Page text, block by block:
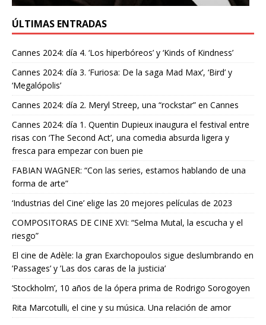
ÚLTIMAS ENTRADAS
Cannes 2024: día 4. ‘Los hiperbóreos’ y ‘Kinds of Kindness’
Cannes 2024: día 3. ‘Furiosa: De la saga Mad Max’, ‘Bird’ y
‘Megalópolis’
Cannes 2024: día 2. Meryl Streep, una “rockstar” en Cannes
Cannes 2024: día 1. Quentin Dupieux inaugura el festival entre
risas con ‘The Second Act’, una comedia absurda ligera y
fresca para empezar con buen pie
FABIAN WAGNER: “Con las series, estamos hablando de una
forma de arte”
‘Industrias del Cine’ elige las 20 mejores películas de 2023
COMPOSITORAS DE CINE XVI: “Selma Mutal, la escucha y el
riesgo”
El cine de Adèle: la gran Exarchopoulos sigue deslumbrando en
’Passages’ y ’Las dos caras de la justicia’
‘Stockholm’, 10 años de la ópera prima de Rodrigo Sorogoyen
Rita Marcotulli, el cine y su música. Una relación de amor